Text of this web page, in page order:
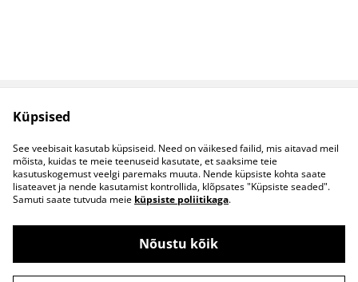
Müügitingimused
Küpsised
Kontaktid
B2B koostöö
©2026S&S Riided
Küpsised
See veebisait kasutab küpsiseid. Need on väikesed failid, mis aitavad meil
mõista, kuidas te meie teenuseid kasutate, et saaksime teie
kasutuskogemust veelgi paremaks muuta. Nende küpsiste kohta saate
lisateavet ja nende kasutamist kontrollida, klõpsates "Küpsiste seaded".
Samuti saate tutvuda meie küpsiste poliitikaga.
Nõustu kõik